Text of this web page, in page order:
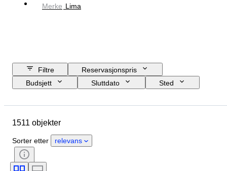
Merke Lima
Filtre
Reservasjonspris
Budsjett
Sluttdato
Sted
Tilstand
Emne
Farge
Skala
Strømforsyning
1511 objekter
Sorter etter relevans